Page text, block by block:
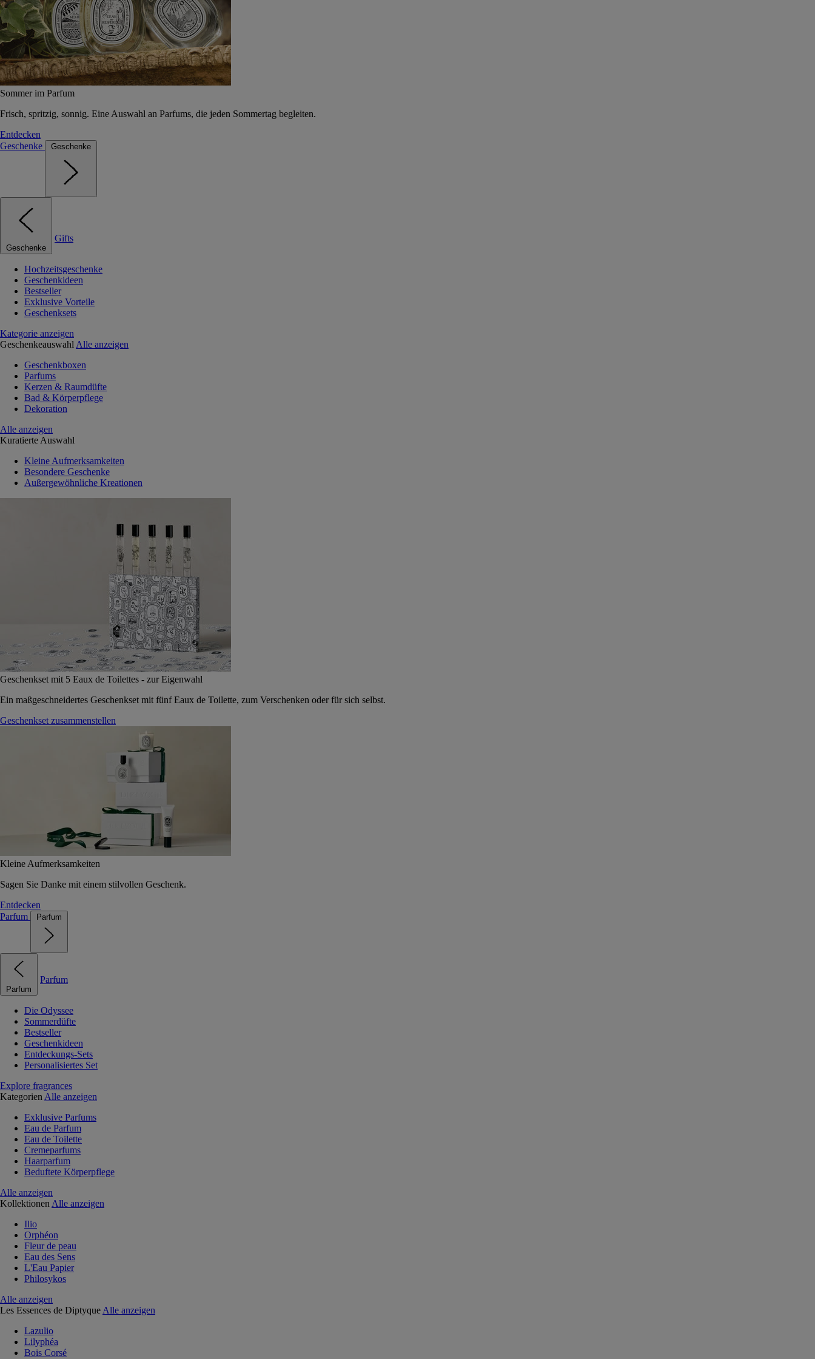
Sommer im Parfum
Frisch, spritzig, sonnig. Eine Auswahl an Parfums, die jeden Sommertag begleiten.
Entdecken
Geschenke
Geschenke
Geschenke
Gifts
Hochzeitsgeschenke
Geschenkideen
Bestseller
Exklusive Vorteile
Geschenksets
Kategorie anzeigen
Geschenkeauswahl Alle anzeigen
Geschenkboxen
Parfums
Kerzen & Raumdüfte
Bad & Körperpflege
Dekoration
Alle anzeigen
Kuratierte Auswahl
Kleine Aufmerksamkeiten
Besondere Geschenke
Außergewöhnliche Kreationen
Geschenkset mit 5 Eaux de Toilettes - zur Eigenwahl
Ein maßgeschneidertes Geschenkset mit fünf Eaux de Toilette, zum Verschenken oder für sich selbst.
Geschenkset zusammenstellen
Kleine Aufmerksamkeiten
Sagen Sie Danke mit einem stilvollen Geschenk.
Entdecken
Parfum
Parfum
Parfum
Parfum
Die Odyssee
Sommerdüfte
Bestseller
Geschenkideen
Entdeckungs-Sets
Personalisiertes Set
Explore fragrances
Kategorien Alle anzeigen
Exklusive Parfums
Eau de Parfum
Eau de Toilette
Cremeparfums
Haarparfum
Beduftete Körperpflege
Alle anzeigen
Kollektionen Alle anzeigen
Ilio
Orphéon
Fleur de peau
Eau des Sens
L'Eau Papier
Philosykos
Alle anzeigen
Les Essences de Diptyque Alle anzeigen
Lazulio
Lilyphéa
Bois Corsé